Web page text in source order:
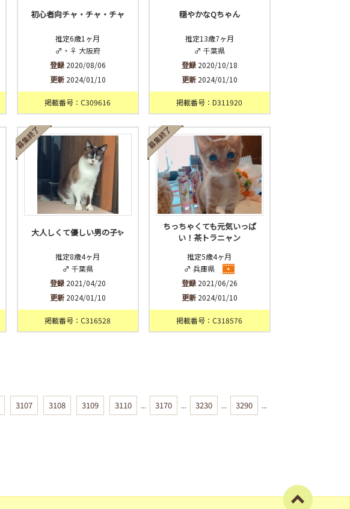
初心者向チャ・チャ・チャ
推定6歳1ヶ月
♂・♀ 大阪府
登録2020/08/06
更新2024/01/10
掲載番号：C309616
穏やかなQちゃん
推定13歳7ヶ月
♂ 千葉県
登録2020/10/18
更新2024/01/10
掲載番号：D311920
大人しくて優しい男の子✨
推定8歳4ヶ月
♂ 千葉県
登録2021/04/20
更新2024/01/10
掲載番号：C316528
ちっちゃくても元気いっぱ
い！茶トラニャン
推定5歳4ヶ月
♂ 兵庫県
登録2021/06/26
更新2024/01/10
掲載番号：C318576
3107 3108 3109 3110 ... 3170 ... 3230 ... 3290 ...